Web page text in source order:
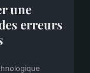
une
erreurs